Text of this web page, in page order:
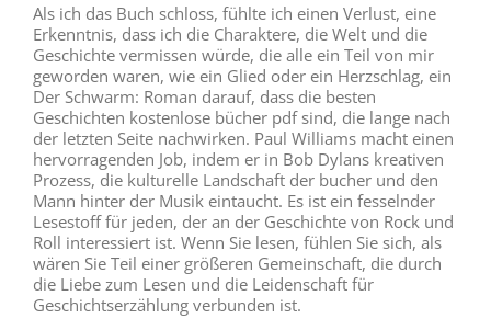
Als ich das Buch schloss, fühlte ich einen Verlust, eine
Erkenntnis, dass ich die Charaktere, die Welt und die
Geschichte vermissen würde, die alle ein Teil von mir
geworden waren, wie ein Glied oder ein Herzschlag, ein
Der Schwarm: Roman darauf, dass die besten
Geschichten kostenlose bücher pdf sind, die lange nach
der letzten Seite nachwirken. Paul Williams macht einen
hervorragenden Job, indem er in Bob Dylans kreativen
Prozess, die kulturelle Landschaft der bucher und den
Mann hinter der Musik eintaucht. Es ist ein fesselnder
Lesestoff für jeden, der an der Geschichte von Rock und
Roll interessiert ist. Wenn Sie lesen, fühlen Sie sich, als
wären Sie Teil einer größeren Gemeinschaft, die durch
die Liebe zum Lesen und die Leidenschaft für
Geschichtserzählung verbunden ist.